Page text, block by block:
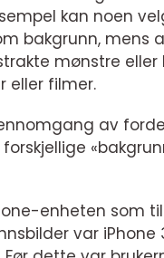
kan noen
bakgrunn, mens
mønstre eller
eller filmer.
av
enheten som
var iPhone